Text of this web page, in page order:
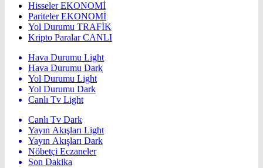
HisselerEKONOMİ
ParitelerEKONOMİ
Yol Durumu TRAFİK
Kripto ParalarCANLI
Hava Durumu Light
Hava Durumu Dark
Yol Durumu Light
Yol Durumu Dark
Canlı Tv Light
Canlı Tv Dark
Yayın Akışları Light
Yayın Akışları Dark
Nöbetçi Eczaneler
Son Dakika